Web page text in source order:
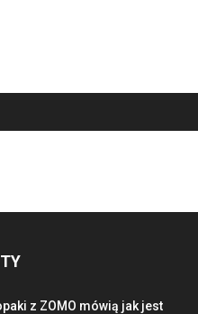
z ZOMO mówią jak jest